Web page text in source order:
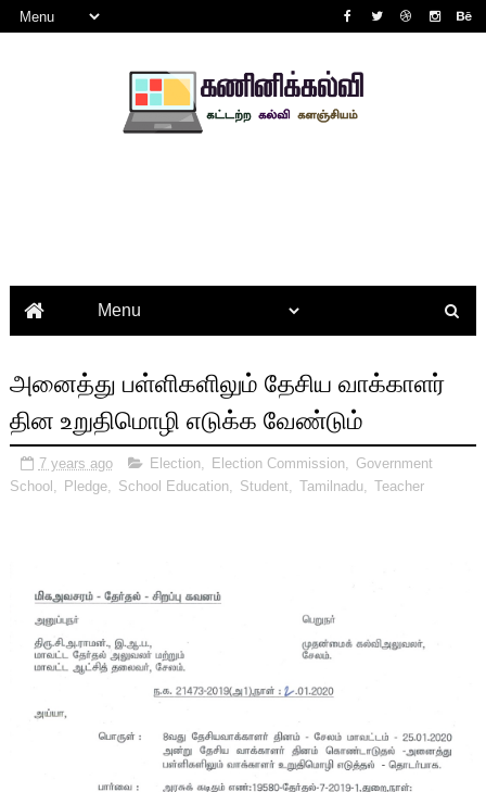
அனைத்து பள்ளிகளிலும் தேசிய வாக்காளர்
தின உறுதிமொழி எடுக்க வேண்டும்
7 years ago Election, Election Commission,
Government
School
Pledge, School Education, Student Tamilnadu Teacher